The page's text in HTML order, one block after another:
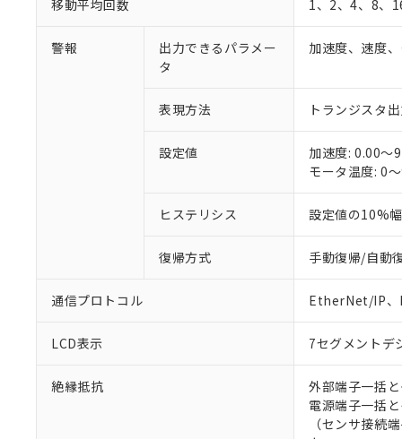
移動平均回数 1、2、4、8、
警報
出力できるパラメー
タ
加速度、速度
表現方法 トランジスタ
設定値
加速度: 0.00～
モータ温度: 0
ヒステリシス 設定値の10%幅
復帰方式 手動復帰/自動
通信プロトコル EtherNet/IP、
LCD表示 7セグメントデ
絶縁抵抗
外部端子一括
電源端子一括
（センサ接続
マイパーツ
お客様が当
さい。
※当社の共同
いる法人を
※3 非含有証明
下記の非含有証
EU RoHS指令（
51物質の非含有
※本証明書は発行
混在することか
既に当社にて対
味します。
「－」：未確認
機器販
空
受注生